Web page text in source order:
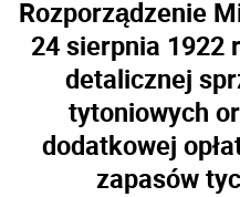
Rozporządzenie
24 sierpnia 1922
detalicznej
tytoniowych
dodatkowej
zapasów